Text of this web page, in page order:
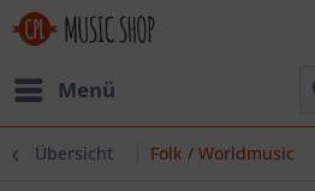
Menü
Übersicht Folk / Worldmusic